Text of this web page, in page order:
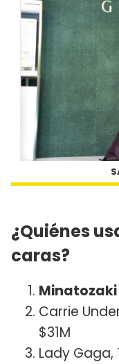
¿Quiénes
caras?
Minatozaki
Carrie
$31M
Lady